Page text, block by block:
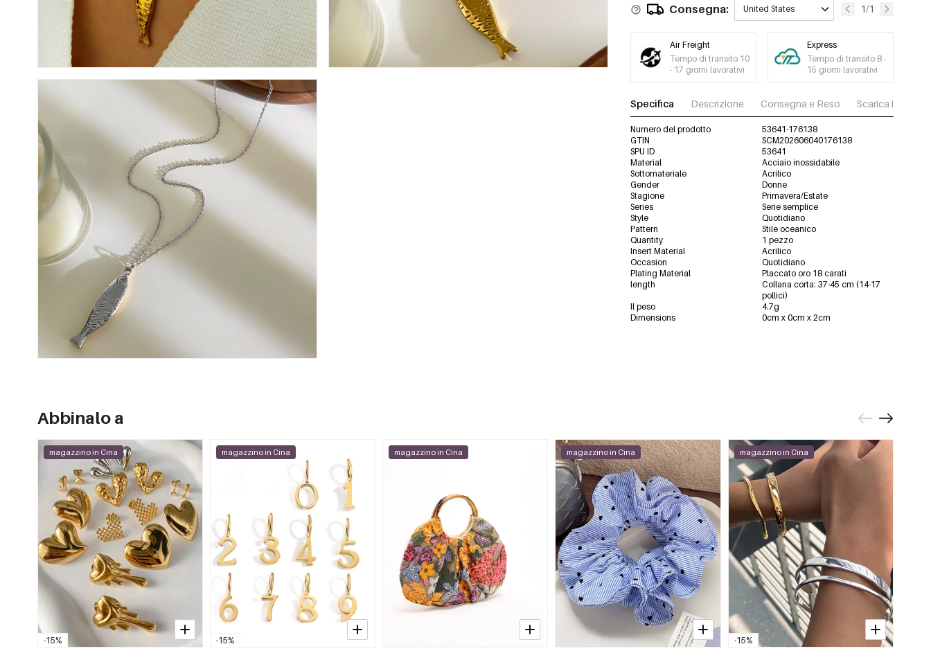
Consegna: United States 1/1
Air Freight
Tempo di transito 10
- 17 giorni lavorativi
Express
Tempo di transito 8 -
15 giorni lavorativi
Specifica Descrizione Consegna e Reso Scarica immagini
Numero del prodotto
53641-176138
GTIN
SCM202606040176138
SPU ID
53641
Material
Acciaio inossidabile
Sottomateriale
Acrilico
Gender
Donne
Stagione
Primavera/Estate
Series
Serie semplice
Style
Quotidiano
Pattern
Stile oceanico
Quantity
1 pezzo
Insert Material
Acrilico
Occasion
Quotidiano
Plating Material
Placcato oro 18 carati
length
Collana corta: 37-45 cm (14-17
pollici)
Il peso
4.7g
Dimensions
0cm x 0cm x 2cm
Abbinalo a
-15%
magazzino in Cina
-15%
magazzino in Cina magazzino in Cina magazzino in Cina
-15%
magazzino in Cina